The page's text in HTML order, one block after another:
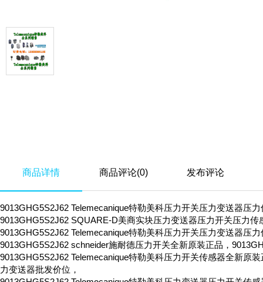
商品详情 商品评论(0) 发布评论
9013GHG5S2J62 Telemecanique特勒美科压力开关压力变送器压
9013GHG5S2J62 SQUARE-D美商实块压力变送器压力开关压力传
9013GHG5S2J62 Telemecanique特勒美科压力开关压力变送器压
9013GHG5S2J62 schneider施耐德压力开关全新原装正品，
9013GHG5S2J62 Telemecanique特勒美科压力开关传感器全新原
力变送器批发价位，